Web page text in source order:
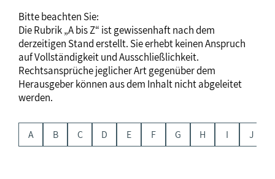
Bitte beachten Sie:
Die Rubrik „A bis Z“ ist gewissenhaft nach dem
derzeitigen Stand erstellt. Sie erhebt keinen Anspruch
auf Vollständigkeit und Ausschließlichkeit.
Rechtsansprüche jeglicher Art gegenüber dem
Herausgeber können aus dem Inhalt nicht abgeleitet
werden.
A B C D E F G H I J